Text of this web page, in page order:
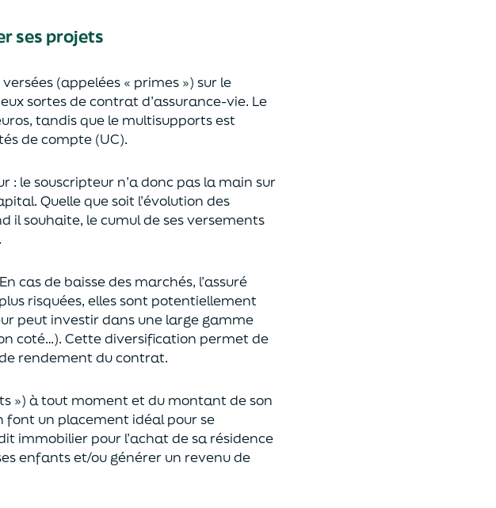
ses projets
versées (appelées « primes ») sur le
sortesde contrat d’assurance-vie. Le
tandis que le multisupports est
de compte (UC).
: le souscripteur n’a donc pas la main sur
Quelle que soit l’évolution des
il souhaite, le cumul de ses versements
casde baisse des marchés, l’assuré
risquées, elles sont potentiellement
peut investir dans une large gamme
coté…). Cette diversification permet de
rendement du contrat.
») à tout moment et du montant de son
font un placement idéal pour se
immobilier pour l’achat desa résidence
enfantset/ou générer un revenu de